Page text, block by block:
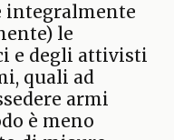
integralmente
le
e degli attivisti
quali ad
armi
è meno